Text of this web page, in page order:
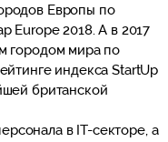
Европы по
Europe 2018. А в 2017
городом мира по
индекса StartUp
британской
в IT-секторе, а